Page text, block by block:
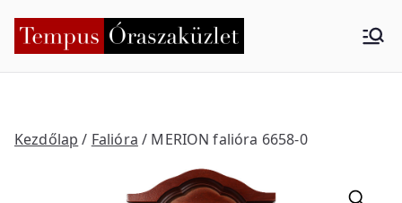
Tempus
küzlet
Kezdőlap / Falióra / MERION falióra 6658-0